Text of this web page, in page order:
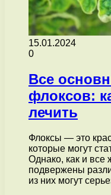
15.01.2024
0
Все
флоксов:
лечить
Флоксы — это
которые могут
Однако, как и
подвержены
из них могут